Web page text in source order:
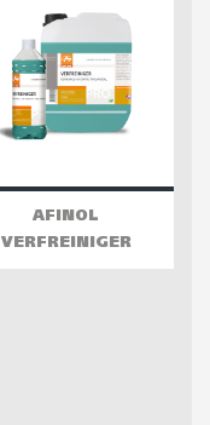
AFINOL
VERFREINIGER